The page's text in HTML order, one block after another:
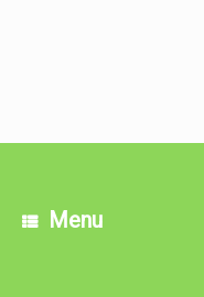
Menu